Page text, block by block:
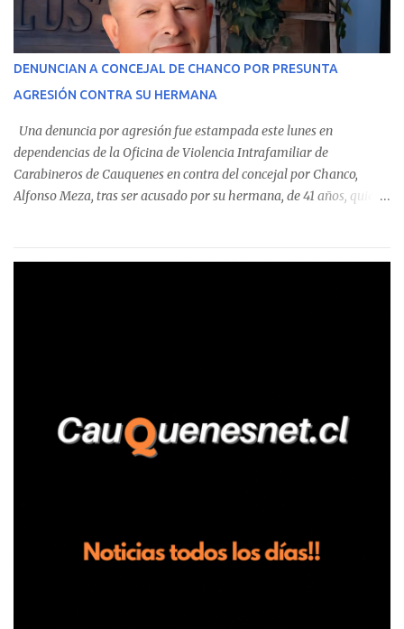
identificó a cuatro funcionarios involucrados en este tipo de
operaciones. Asimismo, se precisa que uno de los casos
corresponde a un funcionario de la Municipalidad de Chanco,
detectaron incumplimientos a la normativa vigente. El informe
precisa que la mayor cantidad de dinero apostado se registró en
Talca, donde...
DENUNCIAN A CONCEJAL DE CHANCO POR PRESUNTA
AGRESIÓN CONTRA SU HERMANA
Una denuncia por agresión fue estampada este lunes en
dependencias de la Oficina de Violencia Intrafamiliar de
Carabineros de Cauquenes en contra del concejal por Chanco,
Alfonso Meza, tras ser acusado por su hermana, de 41 años, quien
relató que los hechos ocurrieron cerca de las 11:30 horas en el
trabajadores, el edil descendió del vehículo y, en medio de la
confrontación, la habría tomado de los hombros, empujado al
suelo y agredido con golpes de pies y manos, mientr...